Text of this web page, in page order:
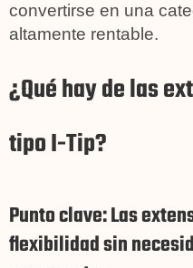
convertirse en una
altamente rentable.
¿Qué hay de las
tipo I-Tip?
Punto clave: Las
flexibilidad sin